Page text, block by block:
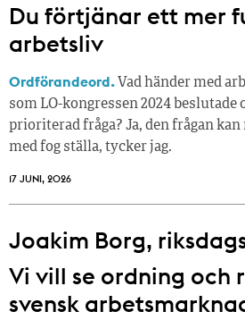
Du förtjänar ett mer
arbetsliv
Ordförandeord. Vad händer med
som LO-kongressen 2024 beslutade
prioriterad fråga? Ja, den frågan
med fog ställa, tycker jag.
17 JUNI, 2026
Joakim Borg,
Vi vill se ordning och
svensk